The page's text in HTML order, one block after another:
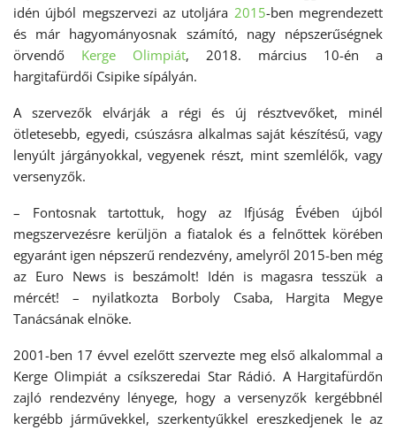
idén újból megszervezi az utoljára 2015-ben megrendezett
és már hagyományosnak számító, nagy népszerűségnek
örvendő Kerge Olimpiát, 2018. március 10-én a
hargitafürdői Csipike sípályán.
A szervezők elvárják a régi és új résztvevőket, minél
ötletesebb, egyedi, csúszásra alkalmas saját készítésű, vagy
lenyúlt járgányokkal, vegyenek részt, mint szemlélők, vagy
versenyzők.
– Fontosnak tartottuk, hogy az Ifjúság Évében újból
megszervezésre kerüljön a fiatalok és a felnőttek körében
egyaránt igen népszerű rendezvény, amelyről 2015-ben még
az Euro News is beszámolt! Idén is magasra tesszük a
mércét! – nyilatkozta Borboly Csaba, Hargita Megye
Tanácsának elnöke.
2001-ben 17 évvel ezelőtt szervezte meg első alkalommal a
Kerge Olimpiát a csíkszeredai Star Rádió. A Hargitafürdőn
zajló rendezvény lényege, hogy a versenyzők kergébbnél
kergébb járművekkel, szerkentyűkkel ereszkedjenek le az